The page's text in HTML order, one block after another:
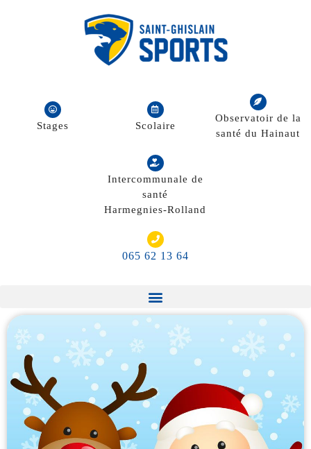
Stages Scolaire
Observatoir de la
santé du Hainaut
Intercommunale de
santé
Harmegnies-Rolland
065 62 13 64